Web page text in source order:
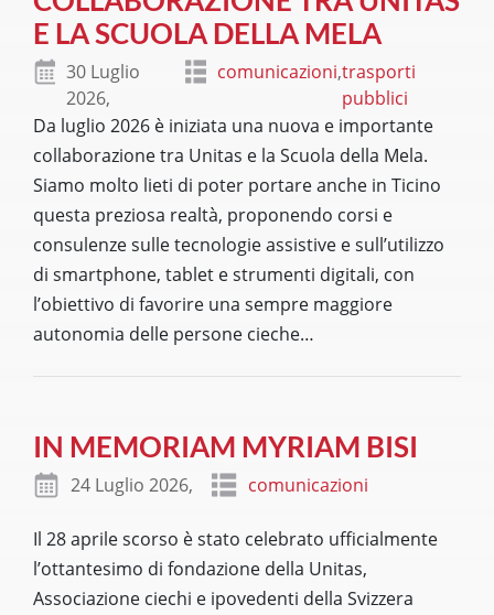
E LA SCUOLA DELLA MELA
30 Luglio
2026,
comunicazioni,trasporti
pubblici
Da luglio 2026 è iniziata una nuova e importante
collaborazione tra Unitas e la Scuola della Mela.
Siamo molto lieti di poter portare anche in Ticino
questa preziosa realtà, proponendo corsi e
consulenze sulle tecnologie assistive e sull’utilizzo
di smartphone, tablet e strumenti digitali, con
l’obiettivo di favorire una sempre maggiore
autonomia delle persone cieche…
IN MEMORIAM MYRIAM BISI
24 Luglio 2026, comunicazioni
Il 28 aprile scorso è stato celebrato ufficialmente
l’ottantesimo di fondazione della Unitas,
Associazione ciechi e ipovedenti della Svizzera